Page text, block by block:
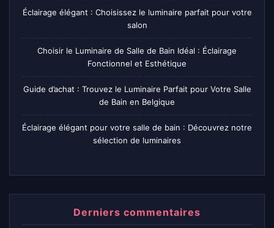
Éclairage élégant : Choisissez le luminaire parfait pour votre
salon
Choisir le Luminaire de Salle de Bain Idéal : Éclairage
Fonctionnel et Esthétique
Guide d’achat : Trouvez le Luminaire Parfait pour Votre Salle
de Bain en Belgique
Éclairage élégant pour votre salle de bain : Découvrez notre
sélection de luminaires
Derniers commentaires